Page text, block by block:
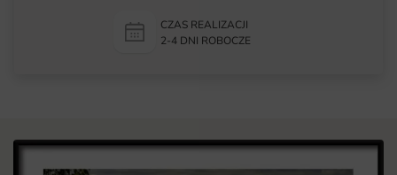
CZAS REALIZACJI
2-4 DNI ROBOCZE